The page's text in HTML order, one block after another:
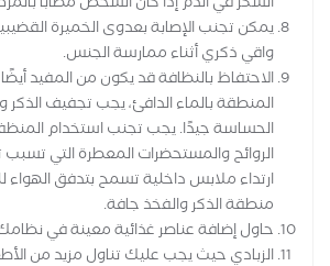
يمكن تجنب الإصابة بعدوى الخميرة
واقي ذكري أثناء ممارسة الجنس.
الاحتفاظ بالنظافة قد يكون من المفيد
المنطقة بالماء الدافئ، يجب تجفيف الذكر
الحساسة جيدًا. يجب تجنب استخدام
الروائح والمستحضرات المعطرة التي تسبب
ارتداء ملابس داخلية تسمح بتدفق الهواء
منطقة الذكر والفخذ جافة.
حاول إضافة عناصر غذائية معينة في
الزبادي حيث يجب عليك تناول مزيد من